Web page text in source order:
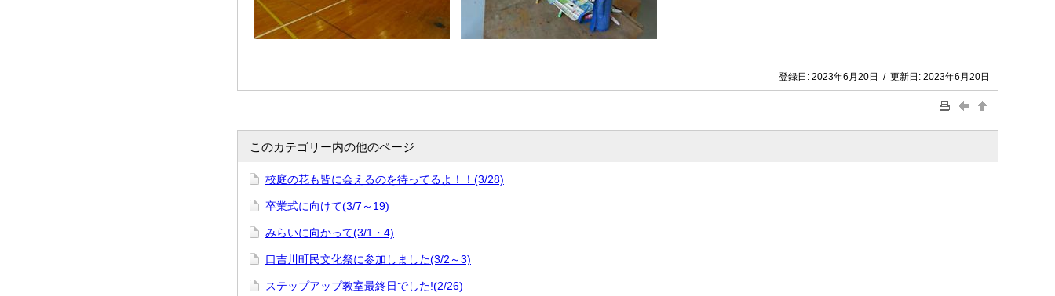
登録日: 2023年6月20日 / 更新日: 2023年6月20日
このカテゴリー内の他のページ
校庭の花も皆に会えるのを待ってるよ！！(3/28)
卒業式に向けて(3/7～19)
みらいに向かって(3/1・4)
口吉川町民文化祭に参加しました(3/2～3)
ステップアップ教室最終日でした!(2/26)